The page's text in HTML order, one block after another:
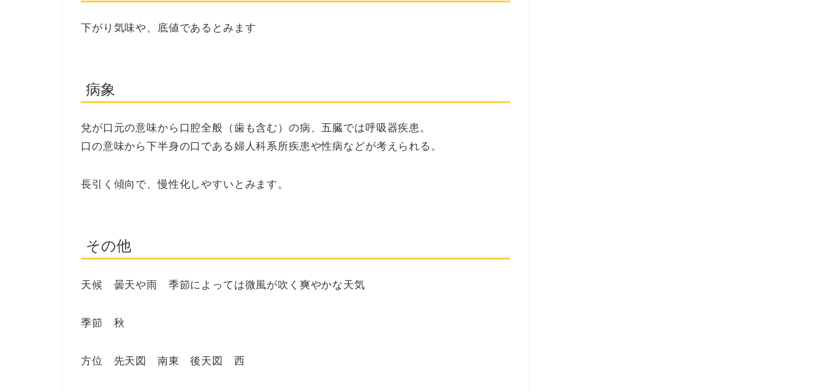
下がり気味や、底値であるとみます
病象
兌が口元の意味から口腔全般（歯も含む）の病、五臓では呼吸器疾患。
口の意味から下半身の口である婦人科系所疾患や性病などが考えられる。
長引く傾向で、慢性化しやすいとみます。
その他
天候 曇天や雨 季節によっては微風が吹く爽やかな天気
季節 秋
方位 先天図 南東 後天図 西